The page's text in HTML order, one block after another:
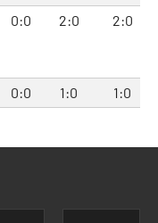
0:0 2:0 2:0
0:0 1:0 1:0